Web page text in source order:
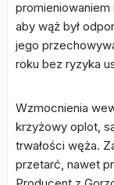
aby wąż był
jego
roku bez ryzyka
Wzmocnienia
krzyżowy oplot,
trwałości węża.
przetarć, nawet